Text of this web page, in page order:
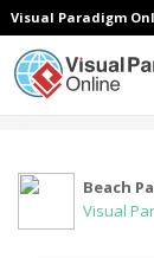
Visual Paradigm
Beach
Visual